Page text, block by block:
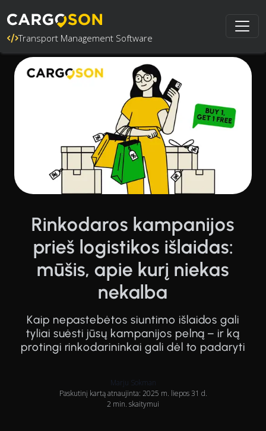
Transport Management Software
Rinkodaros kampanijos
prieš logistikos išlaidas:
mūšis, apie kurį niekas
nekalba
Kaip nepastebėtos siuntimo išlaidos gali
tyliai suėsti jūsų kampanijos pelną – ir ką
protingi rinkodarininkai gali dėl to padaryti
Marju Sokman
Paskutinį kartą atnaujinta: 2025 m. liepos 31 d.
2 min. skaitymui